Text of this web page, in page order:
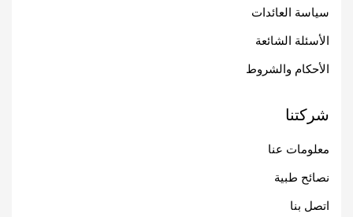
سياسة العائدات
الأسئلة الشائعة
الأحكام والشروط
شركتنا
معلومات عنا
نصائح طبية
اتصل بنا